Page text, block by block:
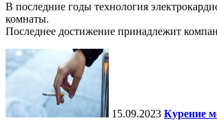
В последние годы технология
комнаты.
Последнее достижение принадлежит
15.09.2023 Курение